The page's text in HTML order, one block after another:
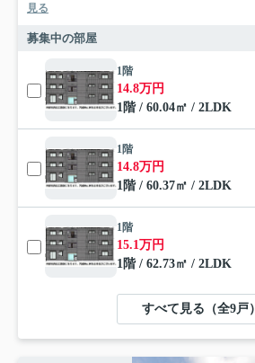
見る
募集中の部屋
1階
14.8万円
1階 / 60.04㎡ / 2LDK
1階
14.8万円
1階 / 60.37㎡ / 2LDK
1階
15.1万円
1階 / 62.73㎡ / 2LDK
すべて見る（全9戸）